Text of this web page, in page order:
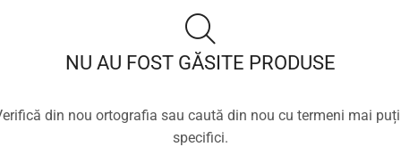
NU AU FOST GĂSITE PRODUSE
din nou ortografia sau caută din nou cu termeni mai
specifici.